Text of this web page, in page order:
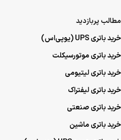
مطالب پربازدید
خرید باتری UPS (یو‌پی‌اس)
خرید باتری موتورسیکلت
خرید باتری لیتیومی
خرید باتری لیفتراک
خرید باتری صنعتی
خرید باتری ماشین